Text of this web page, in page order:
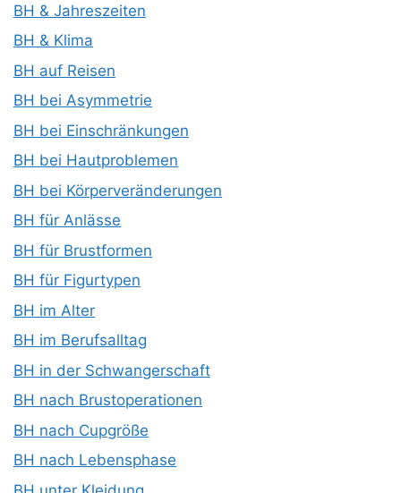
BH & Jahreszeiten
BH & Klima
BH auf Reisen
BH bei Asymmetrie
BH bei Einschränkungen
BH bei Hautproblemen
BH bei Körperveränderungen
BH für Anlässe
BH für Brustformen
BH für Figurtypen
BH im Alter
BH im Berufsalltag
BH in der Schwangerschaft
BH nach Brustoperationen
BH nach Cupgröße
BH nach Lebensphase